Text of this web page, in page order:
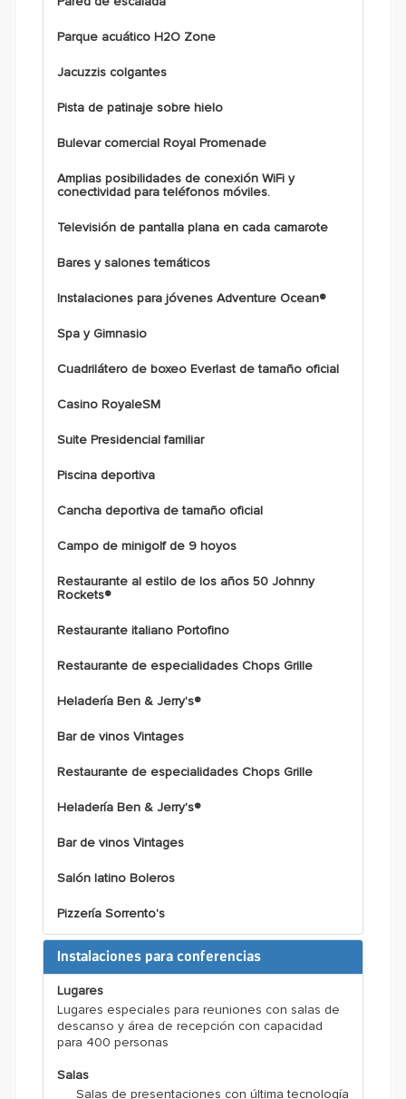
Parque acuático H2O Zone
Jacuzzis colgantes
Pista de patinaje sobre hielo
Bulevar comercial Royal Promenade
Amplias posibilidades de conexión WiFi y
conectividad para teléfonos móviles.
Televisión de pantalla plana en cada camarote
Bares y salones temáticos
Instalaciones para jóvenes Adventure Ocean®
Spa y Gimnasio
Cuadrilátero de boxeo Everlast de tamaño oficial
Casino RoyaleSM
Suite Presidencial familiar
Piscina deportiva
Cancha deportiva de tamaño oficial
Campo de minigolf de 9 hoyos
Restaurante al estilo de los años 50 Johnny
Rockets®
Restaurante italiano Portofino
Restaurante de especialidades Chops Grille
Heladería Ben & Jerry's®
Bar de vinos Vintages
Restaurante de especialidades Chops Grille
Heladería Ben & Jerry's®
Bar de vinos Vintages
Salón latino Boleros
Pizzería Sorrento's
Instalaciones para conferencias
Lugares
Lugares especiales para reuniones con salas de
descanso y área de recepción con capacidad
para 400 personas
Salas
Salas de presentaciones con última tecnología